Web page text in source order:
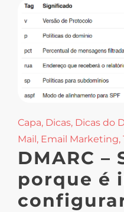
Capa, Dicas, Dicas do
Mail, Email Marketing,
DMARC –
porque é